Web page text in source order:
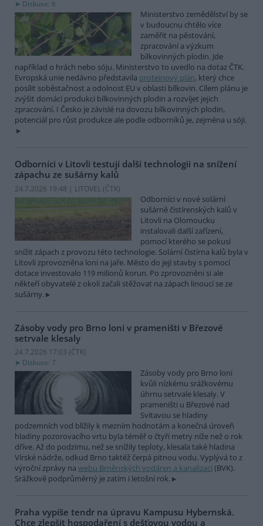
Diskuse: 6
Ministerstvo zemědělství by se
v budoucnu chtělo více
zaměřit na pěstování,
zpracování a výzkum
bílkovinných plodin. Jde
například o hrách nebo sóju. Ministerstvo to uvedlo na dotaz ČTK.
Evropská unie nedávno představila proteinový plán, který chce
posílit soběstačnost a odolnost EU v oblasti bílkovin. Cílem plánu je
zvýšit domácí produkci bílkovinných plodin a rozvíjet jejich
zpracování. I Česko je závislé na dovozu bílkovinných plodin,
potenciál pro růst produkce ale podle odborníků je, zejména u sóji.
Odborníci v Litovli testují další technologii na snížení
zápachu ze sušárny kalů
24.7.2026 19:48 | LITOVEL (ČTK)
Odborníci v nové solární
sušárně čistírenských kalů v
Litovli na Olomoucku
instalovali další zařízení,
pomocí kterého se pokusí
snížit zápach z provozu této technologie. Solární čistírna kalů byla v
Litovli zprovozněna loni na jaře. Město do její stavby s pomocí
dotace investovalo 119 milionů korun. Po zprovozněni si ale
někteří obyvatelé z okolí začali stěžovat na zápach linoucí se ze
sušárny.
Zásoby vody pro Brno loni v prameništi v Březové
setrvale klesaly
24.7.2026 17:03 (ČTK)
Diskuse: 7
Zásoby vody pro Brno loni
kvůli nízkému srážkovému
úhrnu setrvale klesaly. V
prameništi u Březové nad
Svitavou se hladiny
podzemních vod blížily k mezním hodnotám a konečná úroveň
hladiny pozorovacího vrtu byla téměř o čtyři metry níže než o rok
dříve. Až do podzimu, než se snížily teploty, klesala také hladina
Vírské nádrže, odkud Brno taktéž čerpá pitnou vodu. Vyplývá to z
výroční zprávy na webu Brněnských vodáren a kanalizací(BVK).
Srážkově podprůměrný je zatím i letošní rok.
Praha vypíše tendr na úpravu Kampusu Hybernská.
Chce zlepšit hospodaření s dešťovou vodou a